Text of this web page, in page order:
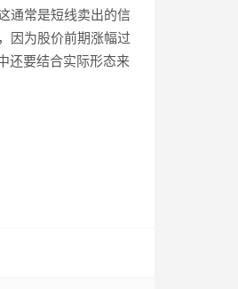
通常是短线卖出的信
因为股价前期涨幅过
还要结合实际形态来